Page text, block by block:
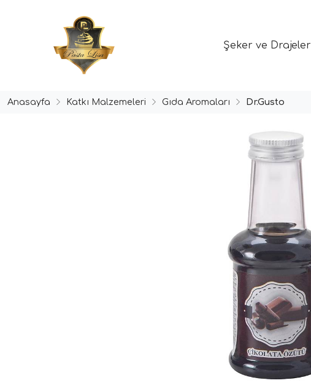
Şeker ve Drajeler
Anasayfa Katkı Malzemeleri Gıda Aromaları Dr.Gusto